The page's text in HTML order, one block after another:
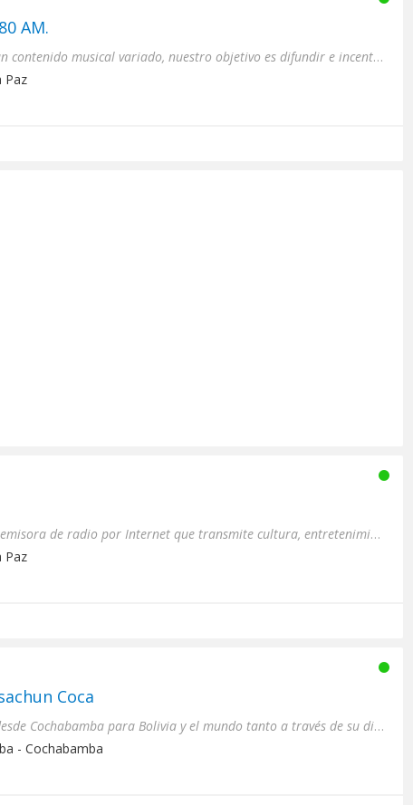
AM.
Radio Pueblo brinda un contenido musical variado, nuestro objetivo es difundir e incentivar la cultura musical bolivi...
Paz
Radio AYMARA es una emisora de radio por Internet que transmite cultura, entretenimiento e información veraz y oport...
Paz
Coca
Emisora que difunde desde Cochabamba para Bolivia y el mundo tanto a través de su dial de frecuencia modulada como e...
- Cochabamba